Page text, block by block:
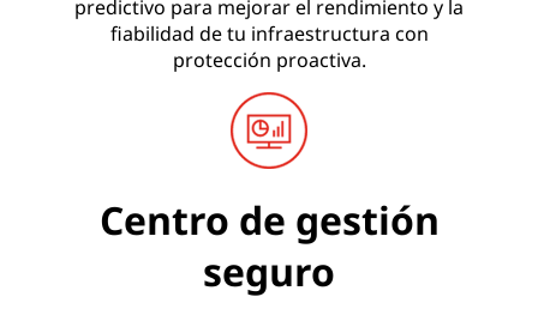
predictivo para mejorar el rendimiento y la
fiabilidad de tu infraestructura con
protección proactiva.
Centro de gestión
seguro